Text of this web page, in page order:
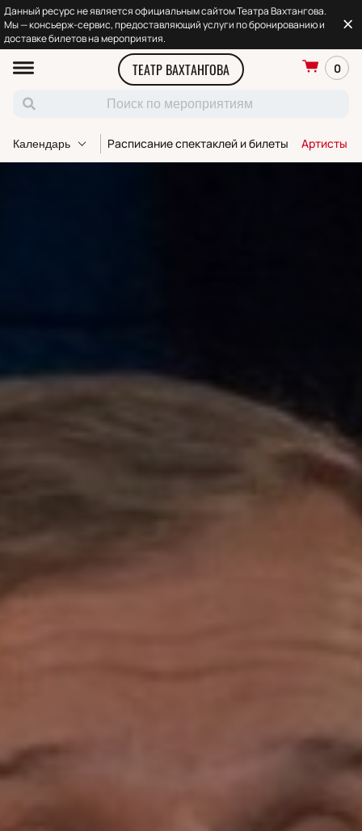
Данный ресурс не является официальным сайтом Театра Вахтангова.
Мы — консьерж-сервис, предоставляющий услуги по бронированию и
доставке билетов на мероприятия.
ТЕАТР ВАХТАНГОВА 0
Календарь Расписание спектаклей и билеты Артисты